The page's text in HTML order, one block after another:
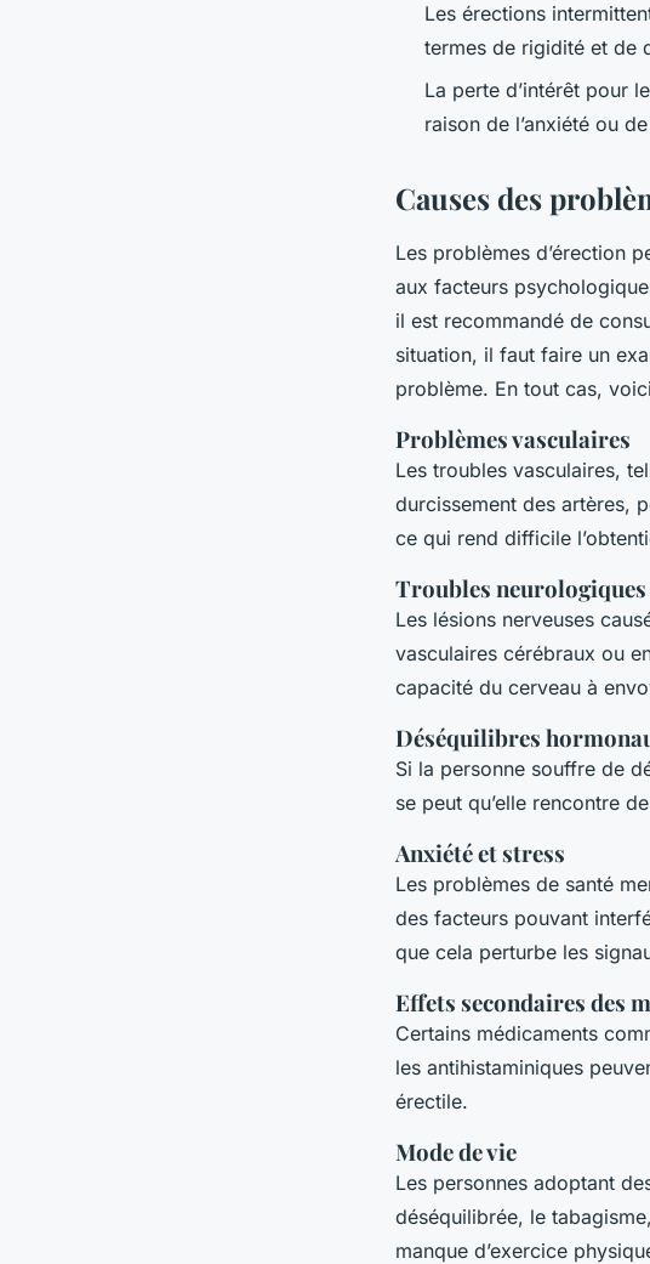
Les érections
termes de rigidité et de
La perte d’intérêt pour
raison de l’anxiété ou
Causes des
Les problèmes d’érection
aux facteurs
il est recommandé de
situation, il faut faire un
problème. En tout cas,
Problèmes vasculaires
Les troubles vasculaires,
durcissement des artères,
ce qui rend difficile
Troubles neurologiques
Les lésions nerveuses
vasculaires cérébraux ou
capacité du cerveau à
Déséquilibres
Si la personne souffre de
se peut qu’elle rencontre
Anxiété et stress
Les problèmes de santé
des facteurs pouvant
que cela perturbe les
Effets secondaires des
Certains médicaments
les antihistaminiques
érectile.
Mode de vie
Les personnes adoptant
déséquilibrée, le
manque d’exercice